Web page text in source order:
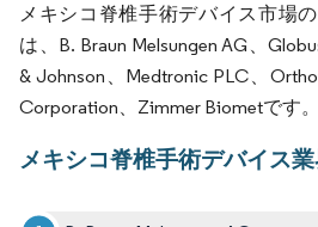
メキシコ脊椎手術デバイス市場
は、B. Braun Melsungen AG、
& Johnson、Medtronic PLC、
Corporation、Zimmer Biometです。
メキシコ脊椎手術デバイス